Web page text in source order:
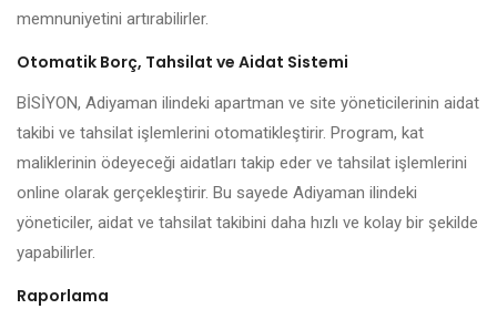
memnuniyetini artırabilirler.
Otomatik Borç, Tahsilat ve Aidat Sistemi
BİSİYON, Adiyaman ilindeki apartman ve site yöneticilerinin aidat
takibi ve tahsilat işlemlerini otomatikleştirir. Program, kat
maliklerinin ödeyeceği aidatları takip eder ve tahsilat işlemlerini
online olarak gerçekleştirir. Bu sayede Adiyaman ilindeki
yöneticiler, aidat ve tahsilat takibini daha hızlı ve kolay bir şekilde
yapabilirler.
Raporlama